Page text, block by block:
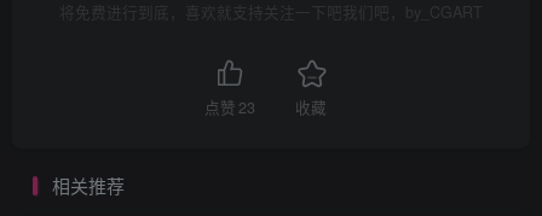
将免费进行到底，喜欢就支持关注一下吧我们吧，by_CGART
点赞23 收藏
相关推荐